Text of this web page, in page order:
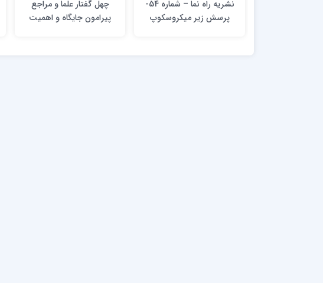
نشریه راه نما – شماره 54-
پرسش زیر میکروسکوپ
چهل گفتار علما و مراجع
پیرامون جایگاه و اهمیت